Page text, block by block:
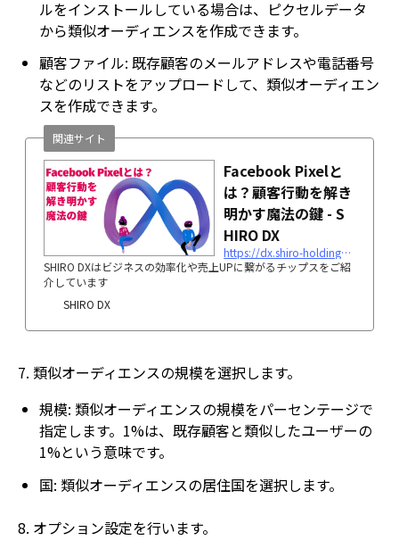
ルをインストールしている場合は、ピクセルデータ
から類似オーディエンスを作成できます。
顧客ファイル: 既存顧客のメールアドレスや電話番号
などのリストをアップロードして、類似オーディエン
スを作成できます。
Facebook Pixelと
は？顧客行動を解き
明かす魔法の鍵 - S
HIRO DX
https://dx.shiro-holdings.co.jp/facebook-pixelとは？顧客行動を解き明かす魔法の鍵/
SHIRO DXはビジネスの効率化や売上UPに繋がるチップスをご紹
介しています
SHIRO DX
関連サイト
7. 類似オーディエンスの規模を選択します。
規模: 類似オーディエンスの規模をパーセンテージで
指定します。1%は、既存顧客と類似したユーザーの
1%という意味です。
国: 類似オーディエンスの居住国を選択します。
8. オプション設定を行います。